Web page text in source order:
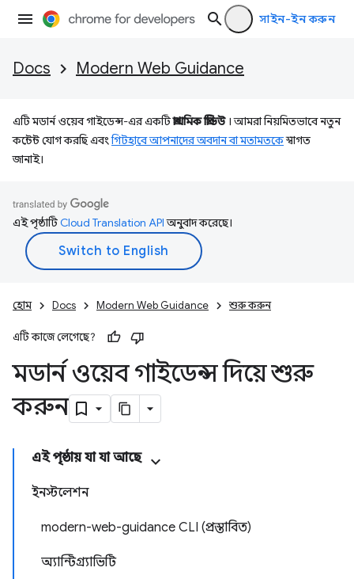
সাইন-ইন করুন
Docs Modern Web Guidance
এটি মডার্ন ওয়েব গাইডেন্স-এর একটিপ্রাথমিক প্রিভিউ। আমরা নিয়মিতভাবে নতুন
কন্টেন্ট যোগ করছি এবংগিটহাবে আপনাদের অবদান বা মতামতকেস্বাগত
জানাই।
এই পৃষ্ঠাটিCloud Translation APIঅনুবাদ করেছে।
হোম Docs Modern Web Guidance শুরু করুন
এটি কাজে লেগেছে?
মডার্ন ওয়েব গাইডেন্স দিয়ে শুরু
করুন
এই পৃষ্ঠায় যা যা আছে
ইনস্টলেশন
modern-web-guidance CLI (প্রস্তাবিত)
অ্যান্টিগ্র্যাভিটি